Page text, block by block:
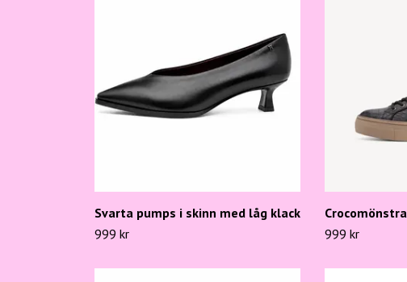
Svarta pumps i skinn med låg klack
999 kr
999 kr